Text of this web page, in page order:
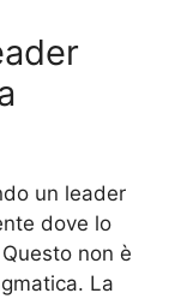
un leader
dove lo
non è
La